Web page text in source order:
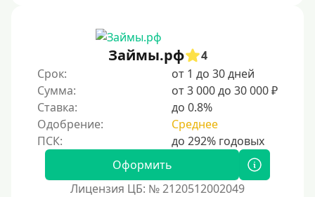
С ежемесячным платежом
Под низкий процент
Без процентов
Первый кредит без переплаты
Без процентов на 30 дней
Займы.рф
4
Срок:
от 1 до 30 дней
Сумма:
от 3 000 до 30 000 ₽
Ставка:
до 0.8%
Одобрение:
Среднее
Оформить
Лицензия ЦБ: № 2120512002049